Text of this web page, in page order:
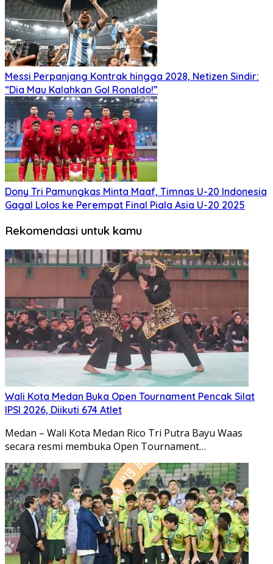
Messi Perpanjang Kontrak hingga 2028, Netizen Sindir:
“Dia Mau Kalahkan Gol Ronaldo!”
Dony Tri Pamungkas Minta Maaf, Timnas U-20 Indonesia
Gagal Lolos ke Perempat Final Piala Asia U-20 2025
Rekomendasi untuk kamu
Wali Kota Medan Buka Open Tournament Pencak Silat
IPSI 2026, Diikuti 674 Atlet
Medan – Wali Kota Medan Rico Tri Putra Bayu Waas
secara resmi membuka Open Tournament…